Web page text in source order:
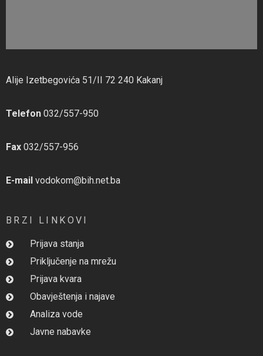
Alije Izetbegovića 51/II 72 240 Kakanj
Telefon 032/557-950
Fax 032/557-956
E-mail vodokom@bih.net.ba
BRZI LINKOVI
Prijava stanja
Priključenje na mrežu
Prijava kvara
Obavještenja i najave
Analiza vode
Javne nabavke